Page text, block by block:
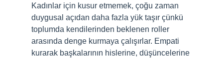
Kadınlar için kusur etmemek, çoğu zaman
duygusal açıdan daha fazla yük taşır çünkü
toplumda kendilerinden beklenen roller
arasında denge kurmaya çalışırlar. Empati
kurarak başkalarının hislerine, düşüncelerine